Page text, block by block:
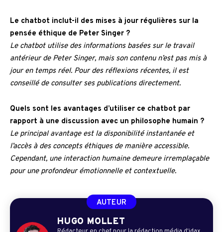
Le chatbot inclut-il des mises à jour régulières sur la
pensée éthique de Peter Singer ?
Le chatbot utilise des informations basées sur le travail
antérieur de Peter Singer, mais son contenu n’est pas mis à
jour en temps réel. Pour des réflexions récentes, il est
conseillé de consulter ses publications directement.
Quels sont les avantages d’utiliser ce chatbot par
rapport à une discussion avec un philosophe humain ?
Le principal avantage est la disponibilité instantanée et
l’accès à des concepts éthiques de manière accessible.
Cependant, une interaction humaine demeure irremplaçable
pour une profondeur émotionnelle et contextuelle.
AUTEUR
HUGO MOLLET